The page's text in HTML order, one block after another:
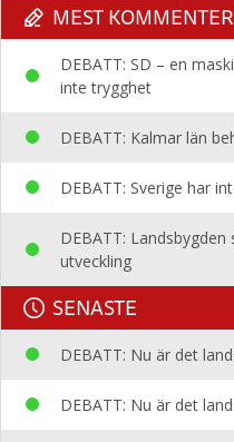
MEST
DEBATT: SD – en
inte trygghet
DEBATT: Kalmar län
DEBATT: Sverige har
DEBATT: Landsbygden
utveckling
SENASTE
DEBATT: Nu är det
DEBATT: Nu är det